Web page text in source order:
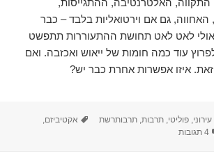
גם אם וירטואליות בלבד – כבר
ואולי לאט לאט תחושת ההתעוררות תתפשט
עוד כמה חומות של ייאוש ואכזבה. ואם
איזו אפשרות אחרת כבר יש?
קטגוריות
עירוני,פוליטי,תרבות,תרבותרשת תגיות
אקטיביזם,
4 תגובות על כל עוד בלבב